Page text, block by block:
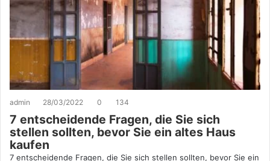
admin 28/03/2022 0 134
7 entscheidende Fragen, die Sie sich
stellen sollten, bevor Sie ein altes Haus
kaufen
7 entscheidende Fragen, die Sie sich stellen sollten, bevor Sie ein